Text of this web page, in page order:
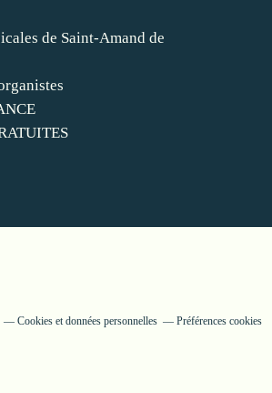
de Saint-Amand de
Cookies et données personnelles Préférences cookies